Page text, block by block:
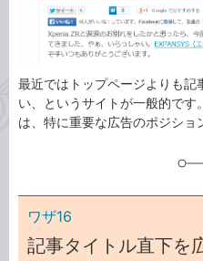
最近ではトップページよりも記
い、というサイトが一般的で
は、特に重要な広告のポジショ
ワザ16
記事タイトル直下を